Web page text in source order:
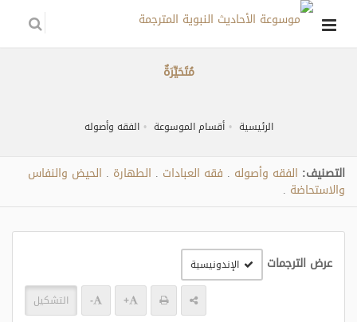
مُتَحَيِّرَةٌ
الرئيسية أقسام الموسوعة الفقه وأصوله
التصنيف: الفقه وأصوله فقه العبادات الطهارة الحيض والنفاس
والاستحاضة
عرض الترجمات الإندونيسية
+
- التشكيل